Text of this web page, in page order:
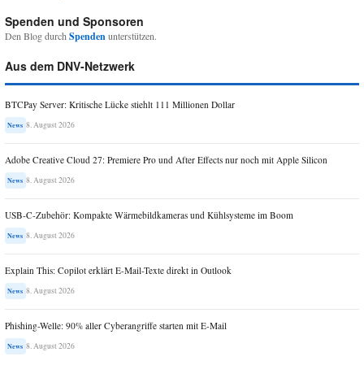
Spenden und Sponsoren
Den Blog durchSpendenunterstützen.
Aus dem DNV-Netzwerk
BTCPay Server: Kritische Lücke stiehlt 111 Millionen Dollar
News 8. August 2026
Adobe Creative Cloud 27: Premiere Pro und After Effects nur noch mit Apple Silicon
News 8. August 2026
USB-C-Zubehör: Kompakte Wärmebildkameras und Kühlsysteme im Boom
News 8. August 2026
Explain This: Copilot erklärt E-Mail-Texte direkt in Outlook
News 8. August 2026
Phishing-Welle: 90% aller Cyberangriffe starten mit E-Mail
News 8. August 2026